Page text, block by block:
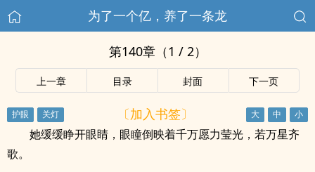
为了一个亿，养了一条龙
第140章（1 / 2）
上一章 目录 封面 下一页
〔加入书签〕
她缓缓睁开眼睛，眼瞳倒映着千万愿力莹光，若万星齐
歌。